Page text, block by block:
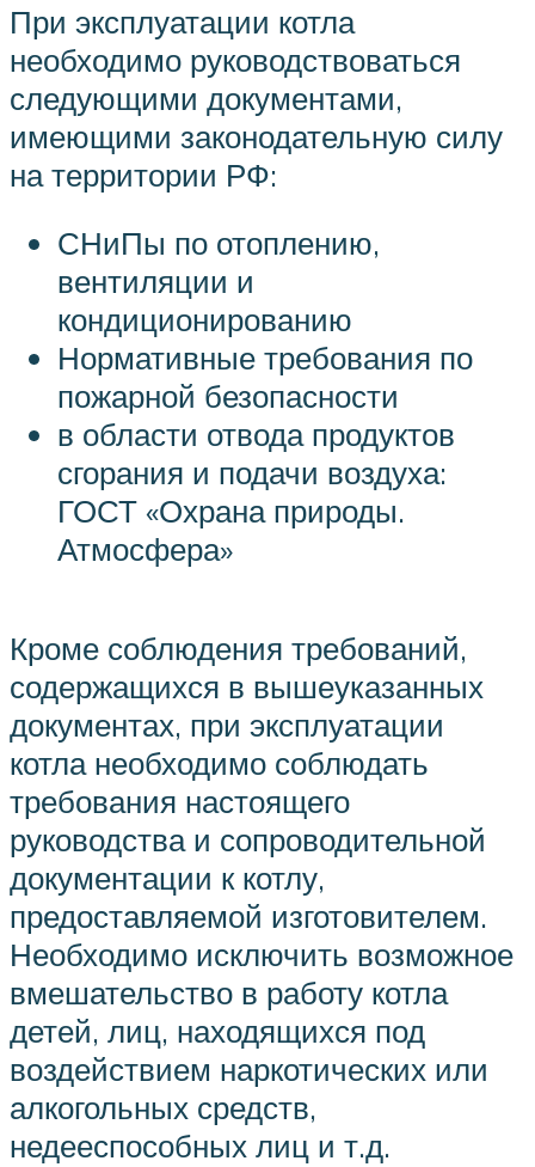
При эксплуатации котла
необходимо руководствоваться
следующими документами,
имеющими законодательную силу
на территории РФ:
СНиПы по отоплению,
вентиляции и
кондиционированию
Нормативные требования по
пожарной безопасности
в области отвода продуктов
сгорания и подачи воздуха:
ГОСТ «Охрана природы.
Атмосфера»
Кроме соблюдения требований,
содержащихся в вышеуказанных
документах, при эксплуатации
котла необходимо соблюдать
требования настоящего
руководства и сопроводительной
документации к котлу,
предоставляемой изготовителем.
Необходимо исключить возможное
вмешательство в работу котла
детей, лиц, находящихся под
воздействием наркотических или
алкогольных средств,
недееспособных лиц и т.д.